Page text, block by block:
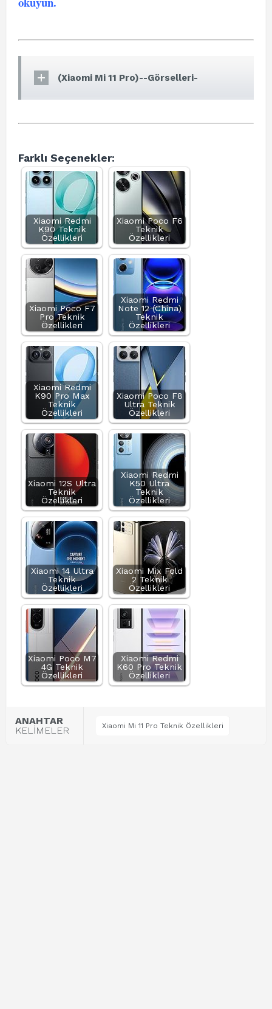
(Xiaomi Mi 11 Pro)--Görselleri-
Farklı Seçenekler:
Xiaomi Redmi
K90 Teknik
Özellikleri
Xiaomi Poco F6
Teknik
Özellikleri
Xiaomi Poco F7
Pro Teknik
Özellikleri
Xiaomi Redmi
Note 12 (China)
Teknik
Özellikleri
Xiaomi Redmi
K90 Pro Max
Teknik
Özellikleri
Xiaomi Poco F8
Ultra Teknik
Özellikleri
Xiaomi 12S Ultra
Teknik
Özellikleri
Xiaomi Redmi
K50 Ultra
Teknik
Özellikleri
Xiaomi 14 Ultra
Teknik
Özellikleri
Xiaomi Mix Fold
2 Teknik
Özellikleri
Xiaomi Poco M7
4G Teknik
Özellikleri
Xiaomi Redmi
K60 Pro Teknik
Özellikleri
ANAHTAR
KELİMELER
Xiaomi Mi 11 Pro Teknik Özellikleri